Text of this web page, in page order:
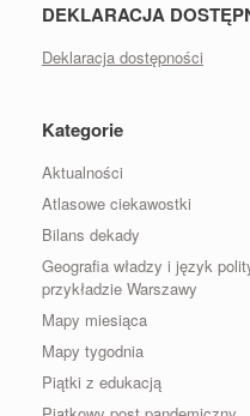
DEKLARACJA
Deklaracja dostępności
Kategorie
Aktualności
Atlasowe ciekawostki
Bilans dekady
Geografia władzy i język
przykładzie Warszawy
Mapy miesiąca
Mapy tygodnia
Piątki z edukacją